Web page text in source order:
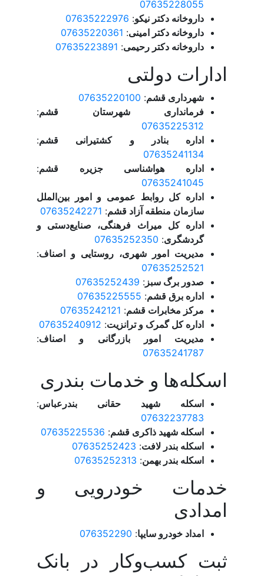
07635228055
داروخانه دکتر نیکو:
07635222976
داروخانه دکتر امینی:
07635220361
داروخانه دکتر رحیمی:
07635223891
ادارات دولتی
شهرداری قشم:
07635220100
فرمانداری شهرستان قشم:
07635225312
اداره بنادر و کشتیرانی قشم:
07635241134
اداره هواشناسی جزیره قشم:
07635241045
اداره کل روابط عمومی و امور بین‌الملل
سازمان منطقه آزاد قشم:
07635242271
اداره کل میراث فرهنگی، صنایع‌دستی و
گردشگری:
07635252350
مدیریت امور شهری، روستایی و اصناف:
07635252521
صدور برگ سبز :
07635252439
اداره برق قشم:
07635225555
مرکز مخابرات قشم:
07635242121
اداره کل گمرک و ترانزیت:
07635240912
مدیریت امور بازرگانی و اصناف:
07635241787
اسکله‌ها و خدمات بندری
اسکله شهید حقانی بندرعباس:
07632237783
اسکله شهید ذاکری قشم:
07635225536
اسکله بندر لافت:
07635252423
اسکله بندر بهمن:
07635252313
خدمات خودرویی و
امدادی
امداد خودرو سایپا:
076352290
ثبت کسب‌وکار در بانک